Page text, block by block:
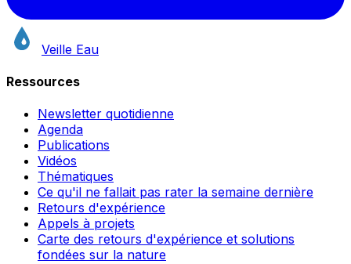
Veille Eau
Ressources
Newsletter quotidienne
Agenda
Publications
Vidéos
Thématiques
Ce qu'il ne fallait pas rater la semaine dernière
Retours d'expérience
Appels à projets
Carte des retours d'expérience et solutions
fondées sur la nature